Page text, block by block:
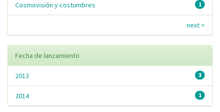
1
Cosmovisión y costumbres
next >
Fecha de lanzamiento
3
2013
1
2014